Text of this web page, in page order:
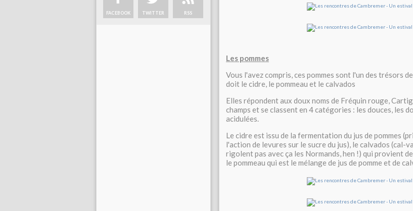
FACEBOOK TWITTER RSS
Les pommes
Vous l'avez compris, ces pommes sont l'un des trésors
doit le cidre, le pommeau et le calvados
Elles répondent aux doux noms de Fréquin rouge,
champs et se classent en 4 catégories : les douces, les
acidulées.
Le cidre est issu de la fermentation du jus de pommes
l'action de levures sur le sucre du jus), le calvados (cal-
rigolent pas avec ça les Normands, hen !) qui provient
le pommeau qui est le mélange de jus de pomme et de